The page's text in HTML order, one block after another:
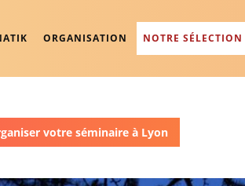
ORGANISATION NOTRE SÉLECTION
votre séminaire à Lyon